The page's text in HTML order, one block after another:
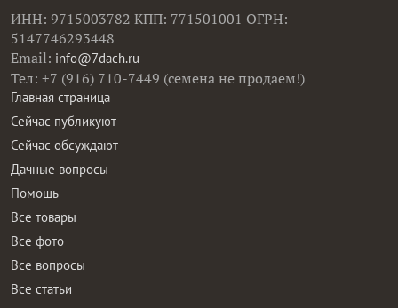
ИНН: 9715003782 КПП: 771501001 ОГРН:
5147746293448
Email: info@7dach.ru
Тел: +7 (916) 710-7449 (семена не продаем!)
Главная страница
Сейчас публикуют
Сейчас обсуждают
Дачные вопросы
Помощь
Все товары
Все фото
Все вопросы
Все статьи